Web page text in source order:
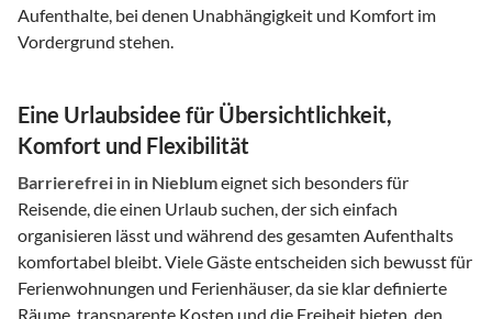
Aufenthalte, bei denen Unabhängigkeit und Komfort im
Vordergrund stehen.
Eine Urlaubsidee für Übersichtlichkeit,
Komfort und Flexibilität
Barrierefrei in in Nieblumeignet sich besonders für
Reisende, die einen Urlaub suchen, der sich einfach
organisieren lässt und während des gesamten Aufenthalts
komfortabel bleibt. Viele Gäste entscheiden sich bewusst für
Ferienwohnungen und Ferienhäuser, da sie klar definierte
Räume, transparente Kosten und die Freiheit bieten, den